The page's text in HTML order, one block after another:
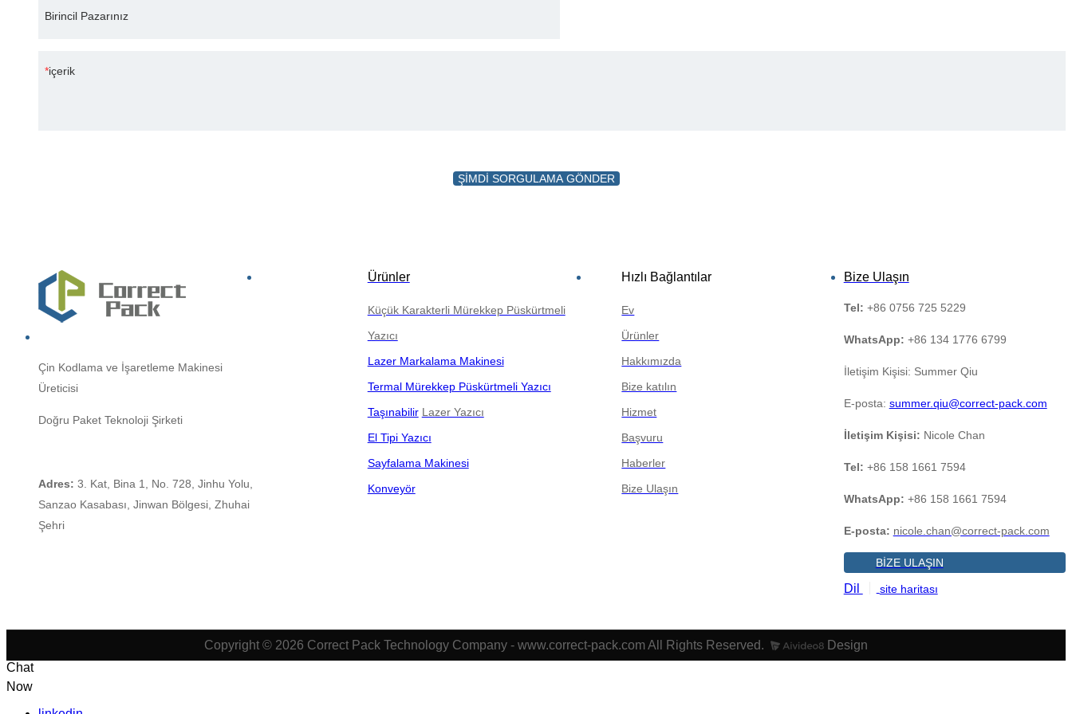
Birincil Pazarınız
içerik
ŞİMDİ SORGULAMA GÖNDER
Çin Kodlama ve İşaretleme Makinesi
Üreticisi
Doğru Paket Teknoloji Şirketi
Adres: 3. Kat, Bina 1, No. 728, Jinhu Yolu,
Sanzao Kasabası, Jinwan Bölgesi, Zhuhai
Şehri
Ürünler
Küçük Karakterli Mürekkep Püskürtmeli
Yazıcı
Lazer Markalama Makinesi
Termal Mürekkep Püskürtmeli Yazıcı
Taşınabilir Lazer Yazıcı
El Tipi Yazıcı
Sayfalama Makinesi
Konveyör
Hızlı Bağlantılar
Ev
Ürünler
Hakkımızda
Bize katılın
Hizmet
Başvuru
Haberler
Bize Ulaşın
Bize Ulaşın
Tel: +86 0756 725 5229
WhatsApp: +86 134 1776 6799
İletişim Kişisi: Summer Qiu
E-posta: summer.qiu@correct-pack.com
İletişim Kişisi: Nicole Chan
Tel: +86 158 1661 7594
WhatsApp: +86 158 1661 7594
E-posta: nicole.chan@correct-pack.com
BİZE ULAŞIN
Dil site haritası
Copyright © 2026 Correct Pack Technology Company - www.correct-pack.com All Rights Reserved.
Design
Chat
Now